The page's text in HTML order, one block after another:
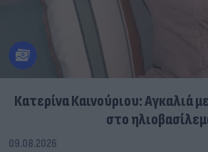
Κατερίνα Καινούριου: Αγκαλιά
στο
09.08.2026